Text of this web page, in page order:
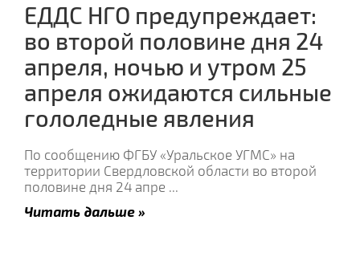
ЕДДС НГО предупреждает:
во второй половине дня 24
апреля, ночью и утром 25
апреля ожидаются сильные
гололедные явления
По сообщению ФГБУ «Уральское УГМС» на
территории Свердловской области во второй
половине дня 24 апре ...
Читать дальше »